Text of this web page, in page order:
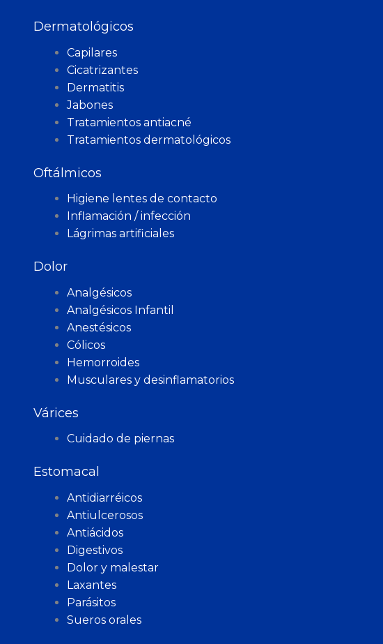
Dermatológicos
Capilares
Cicatrizantes
Dermatitis
Jabones
Tratamientos antiacné
Tratamientos dermatológicos
Oftálmicos
Higiene lentes de contacto
Inflamación / infección
Lágrimas artificiales
Dolor
Analgésicos
Analgésicos Infantil
Anestésicos
Cólicos
Hemorroides
Musculares y desinflamatorios
Várices
Cuidado de piernas
Estomacal
Antidiarréicos
Antiulcerosos
Antiácidos
Digestivos
Dolor y malestar
Laxantes
Parásitos
Sueros orales